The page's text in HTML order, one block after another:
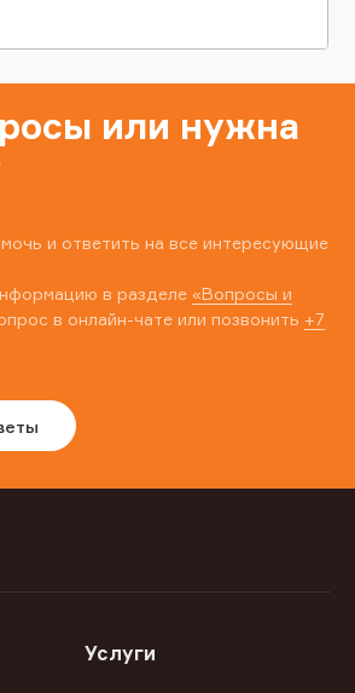
или нужна
и ответить на все интересующие
в разделе «Вопросы и
в онлайн-чате или позвонить +7
Услуги